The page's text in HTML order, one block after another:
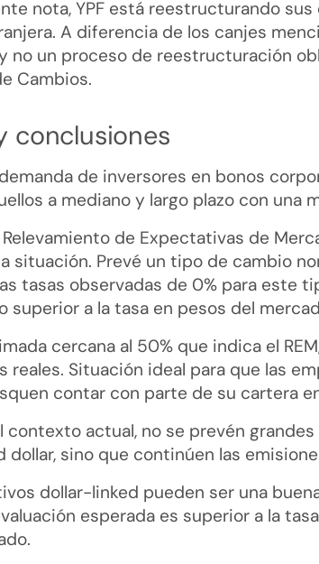
nota, YPF está reestructurando
A diferencia de los canjes
no un proceso de reestructuración
Cambios.
conclusiones
de inversores en bonos
a mediano y largo plazo con una
de Expectativas de
situación. Prevé un tipo de cambio
tasas observadas de 0% para este
superior a la tasa en pesos del
cercana al 50% que indica el
reales. Situación ideal para que las
contar con parte de su cartera
contexto actual, no se prevén
dollar, sino que continúen las
dollar-linked pueden ser una
esperada es superior a la